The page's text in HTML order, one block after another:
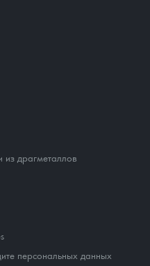
драгметаллов
персональных данных